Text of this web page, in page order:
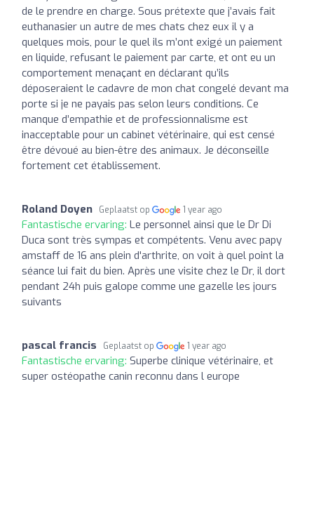
de le prendre en charge. Sous prétexte que j’avais fait
euthanasier un autre de mes chats chez eux il y a
quelques mois, pour le quel ils m’ont exigé un paiement
en liquide, refusant le paiement par carte, et ont eu un
comportement menaçant en déclarant qu’ils
déposeraient le cadavre de mon chat congelé devant ma
porte si je ne payais pas selon leurs conditions. Ce
manque d’empathie et de professionnalisme est
inacceptable pour un cabinet vétérinaire, qui est censé
être dévoué au bien-être des animaux. Je déconseille
fortement cet établissement.
Roland Doyen Geplaatst op 1 year ago
Fantastische ervaring: Le personnel ainsi que le Dr Di
Duca sont très sympas et compétents. Venu avec papy
amstaff de 16 ans plein d'arthrite, on voit à quel point la
séance lui fait du bien. Après une visite chez le Dr, il dort
pendant 24h puis galope comme une gazelle les jours
suivants
pascal francis Geplaatst op 1 year ago
Fantastische ervaring: Superbe clinique vétérinaire, et
super ostéopathe canin reconnu dans l europe